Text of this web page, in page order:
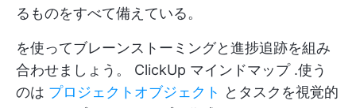
るものをすべて備えている。
を使ってブレーンストーミングと進捗追跡を組み
合わせましょう。 ClickUp マインドマップ.使う
のは プロジェクトオブジェクト とタスクを視覚的